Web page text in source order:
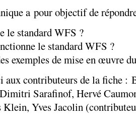
a pour objectif de
le standard WFS ?
le standard WFS ?
exemples de mise en œuvre
aux contributeurs de la fiche :
Sarafinof, Hervé
Klein, Yves Jacolin